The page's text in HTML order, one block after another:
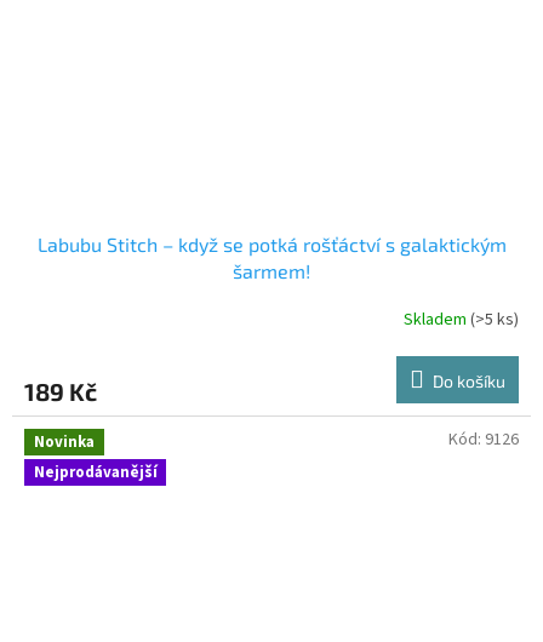
Labubu Stitch – když se potká rošťáctví s galaktickým
šarmem!
je
3,6
5
hvězdiček.
Skladem(>5 ks)
189 Kč Do košíku
Novinka
Nejprodávanější
Kód: 9126